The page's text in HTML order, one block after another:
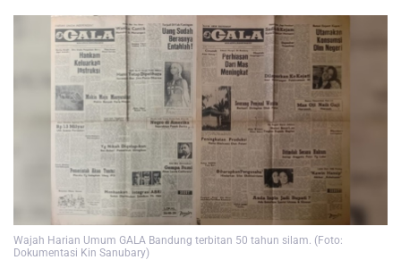
Wajah Harian Umum GALA Bandung terbitan 50 tahun silam. (Foto:
Dokumentasi Kin Sanubary)